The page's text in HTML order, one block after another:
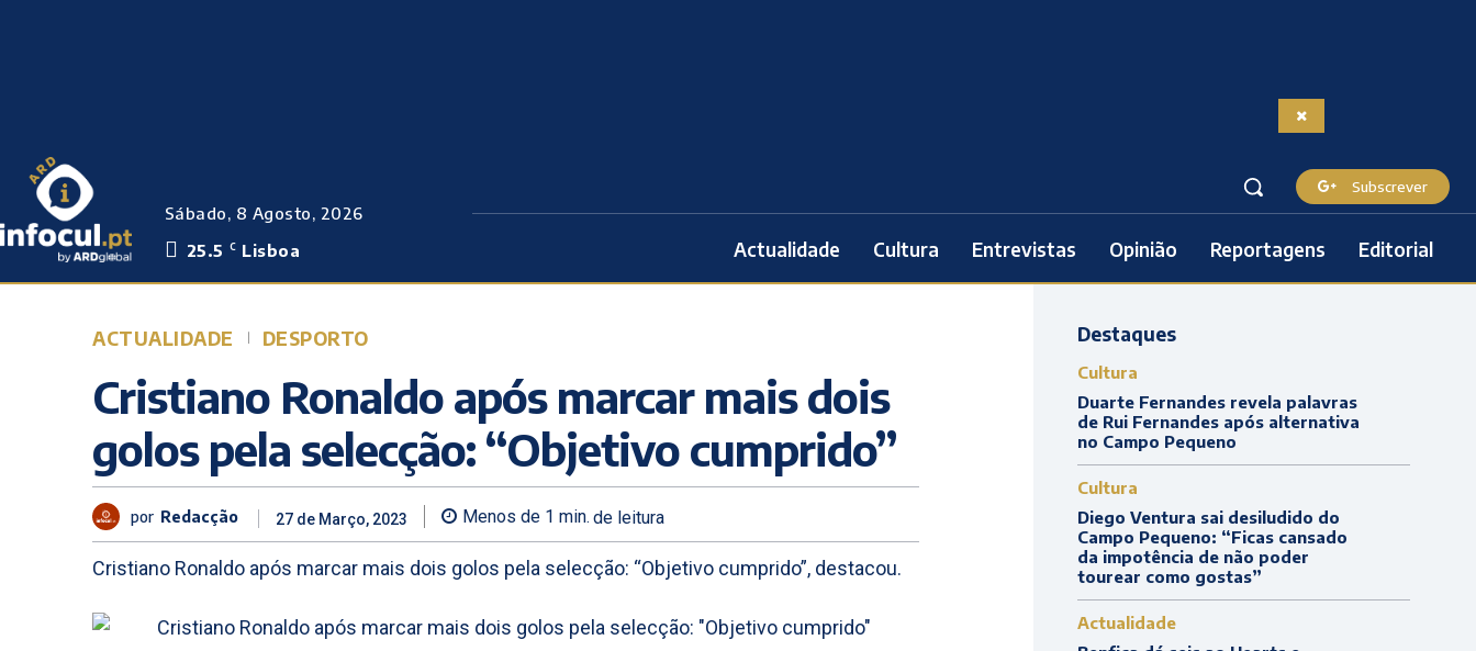
Sábado, 8 Agosto, 2026
25.5
C Lisboa
Subscrever
Actualidade Cultura Entrevistas Opinião Reportagens Editorial
ACTUALIDADE DESPORTO
Cristiano Ronaldo após marcar mais dois
golos pela selecção: “Objetivo cumprido”
por Redacção 27 de Março, 2023 Menos de 1 min. de leitura
Cristiano Ronaldo após marcar mais dois golos pela selecção: “Objetivo cumprido”, destacou.
Destaques
Cultura
Duarte Fernandes revela palavras
de Rui Fernandes após alternativa
no Campo Pequeno
Cultura
Diego Ventura sai desiludido do
Campo Pequeno: “Ficas cansado
da impotência de não poder
tourear como gostas”
Actualidade